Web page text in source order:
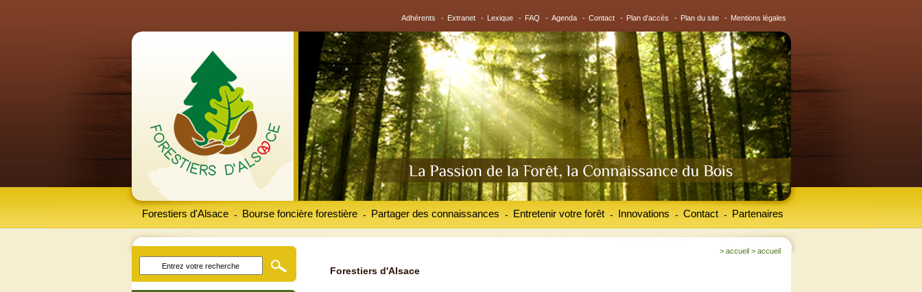
Adhérents - Extranet - Lexique - FAQ - Agenda - Contact - Plan d'accès - Plan du site - Mentions légales
Forestiers d'Alsace Bourse foncière forestière
- Partager des connaissances
- Entretenir votre forêt
- Innovations
- Contact
- Partenaires
-
Forestiers d'Alsace
> accueil > accueil